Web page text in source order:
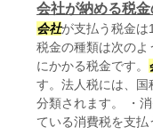
会社が納める税
会社が支払う税金は
税金の種類は次のよ
にかかる税金です。
す。法人税には、国
分類されます。 ・
ている消費税を支払